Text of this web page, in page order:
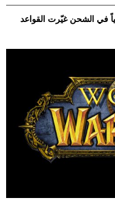
في الشحن غيّرت القواعد